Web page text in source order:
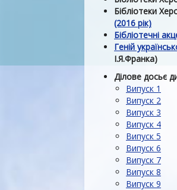
Бібліотеки
(2016 рік)
Бібліотечні
Геній
І.Я.Франка)
Ділове досьє
Випуск 1
Випуск 2
Випуск 3
Випуск 4
Випуск 5
Випуск 6
Випуск 7
Випуск 8
Випуск 9